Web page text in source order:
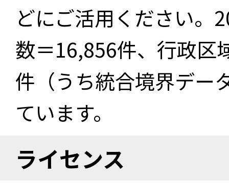
どにご活用ください。
数＝16,856件、行政区
件（うち統合境界デー
ています。
ライセンス